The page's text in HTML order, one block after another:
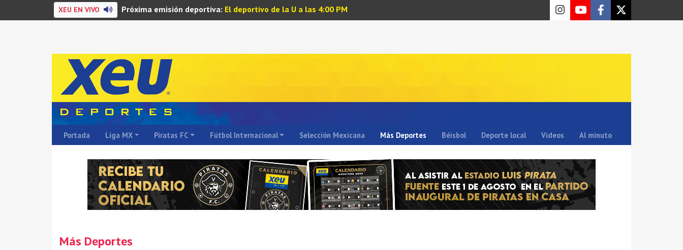
XEU EN VIVO Próxima emisión deportiva: El deportivo de la U a las 4:00 PM
Portada Liga MX Piratas FC Fútbol Internacional Selección Mexicana Más Deportes Béisbol Deporte local Videos Al minuto
Más Deportes